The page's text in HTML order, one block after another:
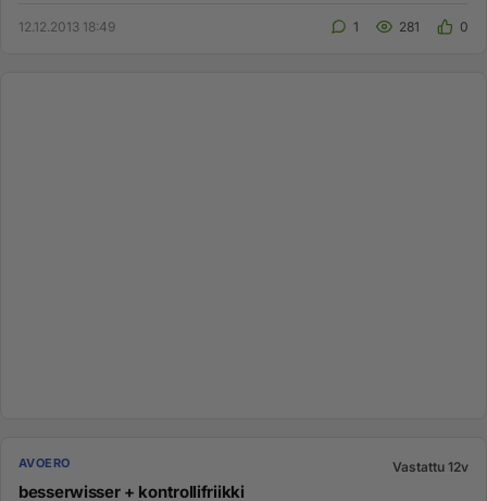
12.12.2013 18:49 1 281 0
AVOERO Vastattu 12v
besserwisser + kontrollifriikki